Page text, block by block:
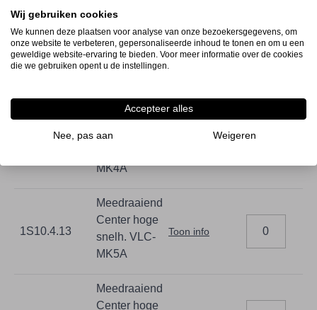
1S10.4.11
Meedraaiend
Center hoge
snelh. VLC-
Toon info
Meedraaiend
Center hoge
MK4A
1S10.4.13
Meedraaiend
Center hoge
snelh. VLC-
MK5A
Toon info
Meedraaiend
Center hoge
Wij gebruiken cookies
We kunnen deze plaatsen voor analyse van onze bezoekersgegevens, om
onze website te verbeteren, gepersonaliseerde inhoud te tonen en om u een
geweldige website-ervaring te bieden. Voor meer informatie over de cookies
die we gebruiken opent u de instellingen.
Accepteer alles
Nee, pas aan Weigeren